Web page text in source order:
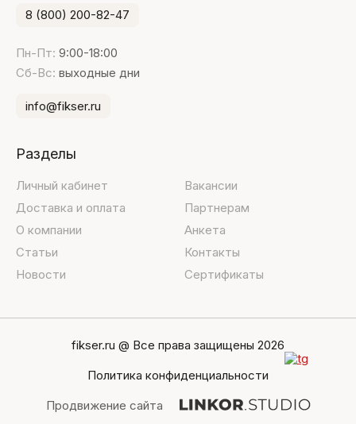
8 (800) 200-82-47
Пн-Пт: 9:00-18:00
Сб-Вс: выходные дни
info@fikser.ru
Разделы
Личный кабинет
Доставка и оплата
О компании
Статьи
Новости
Вакансии
Партнерам
Анкета
Контакты
Сертификаты
fikser.ru @ Все права защищены 2026
Политика конфиденциальности
Продвижение сайта